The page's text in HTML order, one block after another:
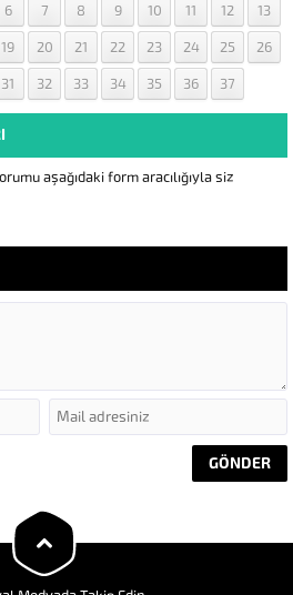
6 7 8 9 10 11 12 13
19 20 21 22 23 24 25 26
31 32 33 34 35 36 37
aşağıdaki form aracılığıyla siz